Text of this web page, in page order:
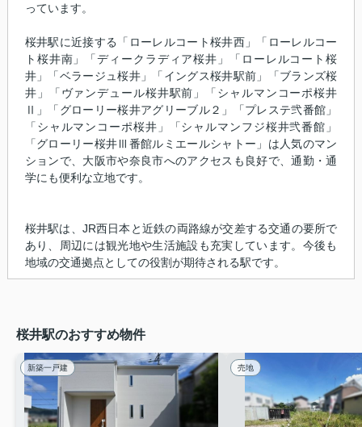
っています。
桜井駅に近接する「ローレルコート桜井西」「ローレルコー
ト桜井南」「ディークラディア桜井」「ローレルコート桜
井」「ベラージュ桜井」「イングス桜井駅前」「ブランズ桜
井」「ヴァンデュール桜井駅前」「シャルマンコーポ桜井
Ⅱ」「グローリー桜井アグリーブル２」「プレステ弐番館」
「シャルマンコーポ桜井」「シャルマンフジ桜井弐番館」
「グローリー桜井Ⅲ番館ルミエールシャトー」は人気のマン
ションで、大阪市や奈良市へのアクセスも良好で、通勤・通
学にも便利な立地です。
桜井駅は、JR西日本と近鉄の両路線が交差する交通の要所で
あり、周辺には観光地や生活施設も充実しています。今後も
地域の交通拠点としての役割が期待される駅です。
桜井駅のおすすめ物件
新築一戸建 売地